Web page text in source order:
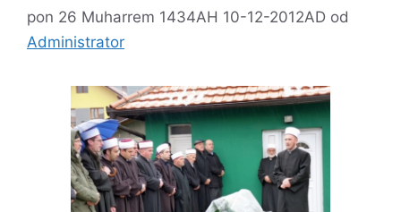
pon 26 Muharrem 1434AH 10-12-2012AD od
Administrator